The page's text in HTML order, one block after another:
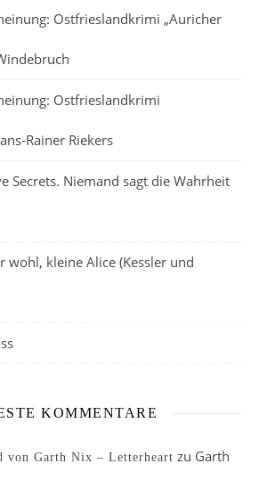
Ostfrieslandkrimi „Auricher
Ostfrieslandkrimi
Rainer Riekers
Secrets. Niemand sagt die Wahrheit
wohl, kleine Alice (Kessler und
KOMMENTARE
von Garth Nix – Letterheart zu Garth